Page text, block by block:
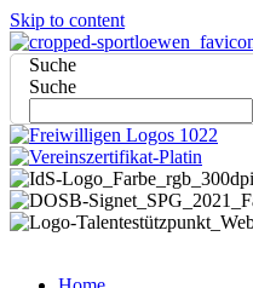
Skip to content
Suche
Suche